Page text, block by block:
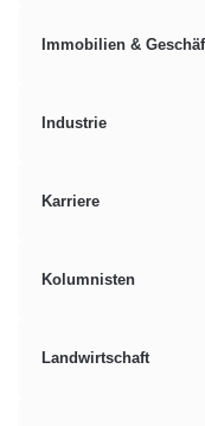
Immobilien &
Industrie
Karriere
Kolumnisten
Landwirtschaft